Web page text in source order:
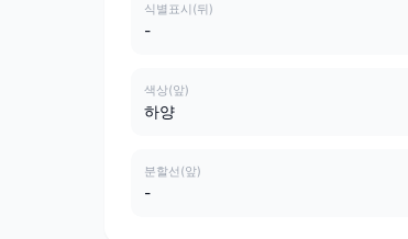
식별표시(뒤)
-
색상(앞)
하양
분할선(앞)
-